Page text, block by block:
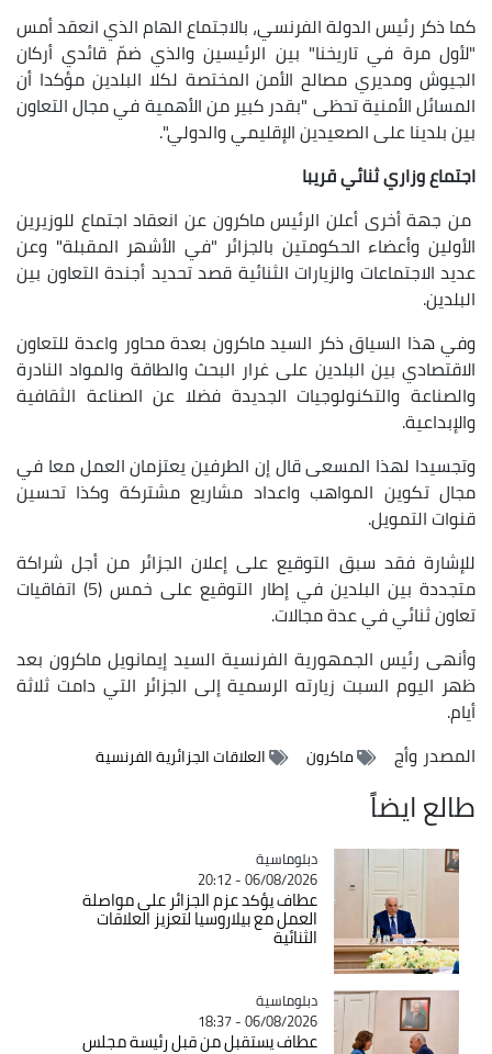
كما ذكر رئيس الدولة الفرنسي، بالاجتماع الهام الذي انعقد أمس
"لأول مرة في تاريخنا" بين الرئيسين والذي ضمّ قائدي أركان
الجيوش ومديري مصالح الأمن المختصة لكلا البلدين مؤكدا أن
المسائل الأمنية تحظى "بقدر كبير من الأهمية في مجال التعاون
بين بلدينا على الصعيدين الإقليمي والدولي".
اجتماع وزاري ثنائي قريبا
من جهة أخرى أعلن الرئيس ماكرون عن انعقاد اجتماع للوزيرين
الأولين وأعضاء الحكومتين بالجزائر "في الأشهر المقبلة" وعن
عديد الاجتماعات والزيارات الثنائية قصد تحديد أجندة التعاون بين
البلدين.
وفي هذا السياق ذكر السيد ماكرون بعدة محاور واعدة للتعاون
الاقتصادي بين البلدين على غرار البحث والطاقة والمواد النادرة
والصناعة والتكنولوجيات الجديدة فضلا عن الصناعة الثقافية
والإبداعية.
وتجسيدا لهذا المسعى قال إن الطرفين يعتزمان العمل معا في
مجال تكوين المواهب واعداد مشاريع مشتركة وكذا تحسين
قنوات التمويل.
للإشارة فقد سبق التوقيع على إعلان الجزائر من أجل شراكة
متجددة بين البلدين في إطار التوقيع على خمس (5) اتفاقيات
تعاون ثنائي في عدة مجالات.
وأنهى رئيس الجمهورية الفرنسية السيد إيمانويل ماكرون بعد
ظهر اليوم السبت زيارته الرسمية إلى الجزائر التي دامت ثلاثة
أيام.
المصدروأج ماكرون العلاقات الجزائرية الفرنسية
طالع ايضاً
Catégorie
دبلوماسية
06/08/2026 - 20:12
عطاف يؤكد عزم الجزائر على مواصلة
العمل مع بيلاروسيا لتعزيز العلاقات
الثنائية
Catégorie
دبلوماسية
06/08/2026 - 18:37
عطاف يستقبل من قبل رئيسة مجلس